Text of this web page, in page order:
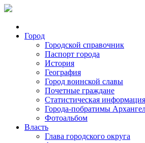
Город
Городской справочник
Паспорт города
История
География
Город воинской славы
Почетные граждане
Статистическая информация
Города-побратимы
Фотоальбом
Власть
Глава городского округа